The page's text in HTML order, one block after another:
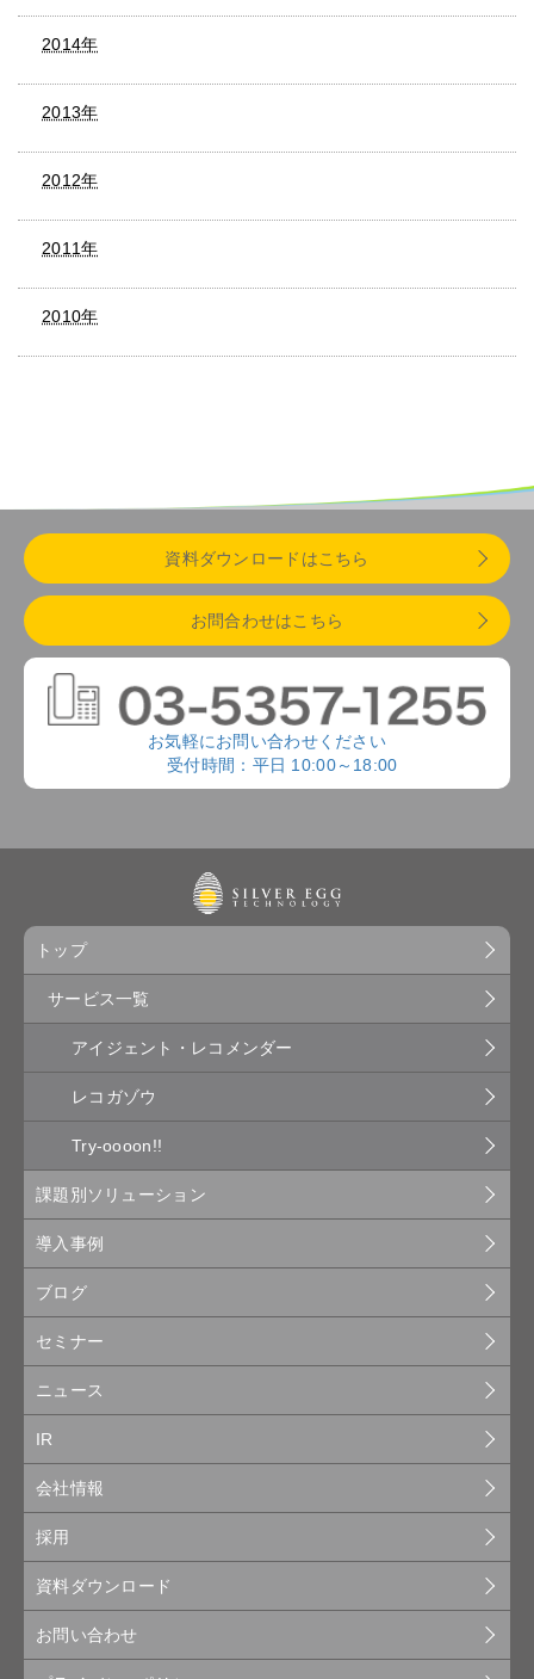
2014年
2013年
2012年
2011年
2010年
資料ダウンロードはこちら
お問合わせはこちら
お気軽にお問い合わせください
受付時間：平日 10:00～18:00
トップ
サービス一覧
アイジェント・レコメンダー
レコガゾウ
Try-oooon!!
課題別ソリューション
導入事例
ブログ
セミナー
ニュース
IR
会社情報
採用
資料ダウンロード
お問い合わせ